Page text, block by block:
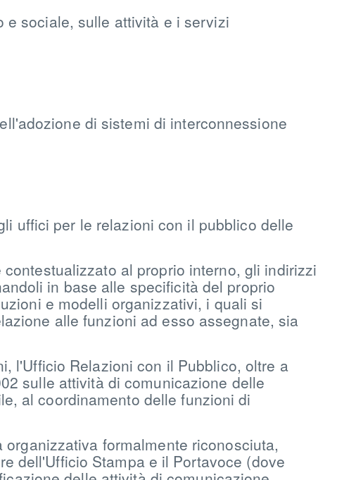
e sociale, sulle attività e i servizi
di sistemi di interconnessione
uffici per le relazioni con il pubblico delle
al proprio interno, gli indirizzi
in base alle specificità del proprio
e modelli organizzativi, i quali si
alle funzioni ad esso assegnate, sia
l'Ufficio Relazioni con il Pubblico, oltre a
sulle attività di comunicazione delle
al coordinamento delle funzioni di
formalmente riconosciuta,
dell'Ufficio Stampa e il Portavoce (dove